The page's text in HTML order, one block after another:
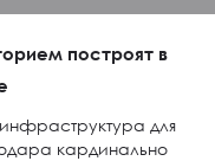
построят в
для
кардинально